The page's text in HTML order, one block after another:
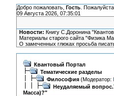
Добро пожаловать, Гость. Пожалуйста,
09 Августа 2026, 07:35:01
Новости: Книгу С.Доронина
Материалы старого сайта "Физика
О замеченных глюках просьба
Квантовый Портал
Тематические разделы
Философия(Модератор:
Неудаляемый
Масса)?"